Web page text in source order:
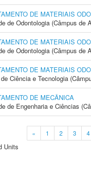
DE MATERIAIS
de Odontologia (Câmpus de
DE MATERIAIS
de Odontologia (Câmpus de
DE MATERIAIS
Ciência e Tecnologia
DE MECÂNICA
de Engenharia e Ciências
« 1 2 3 4
Units